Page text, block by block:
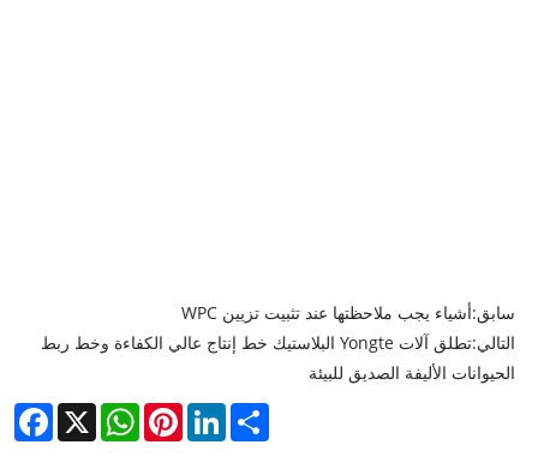
سابق:أشياء يجب ملاحظتها عند تثبيت تزيين WPC
التالي:
تطلق آلات Yongte البلاستيك خط إنتاج عالي الكفاءة وخط ربط
الحيوانات الأليفة الصديق للبيئة
X
WhatsAppPinterestLinkedInShare